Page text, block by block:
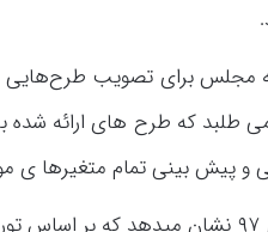
مجلس برای تصویب
طلبد که طرح های ارائه
و پیش بینی تمام متغیرها ی